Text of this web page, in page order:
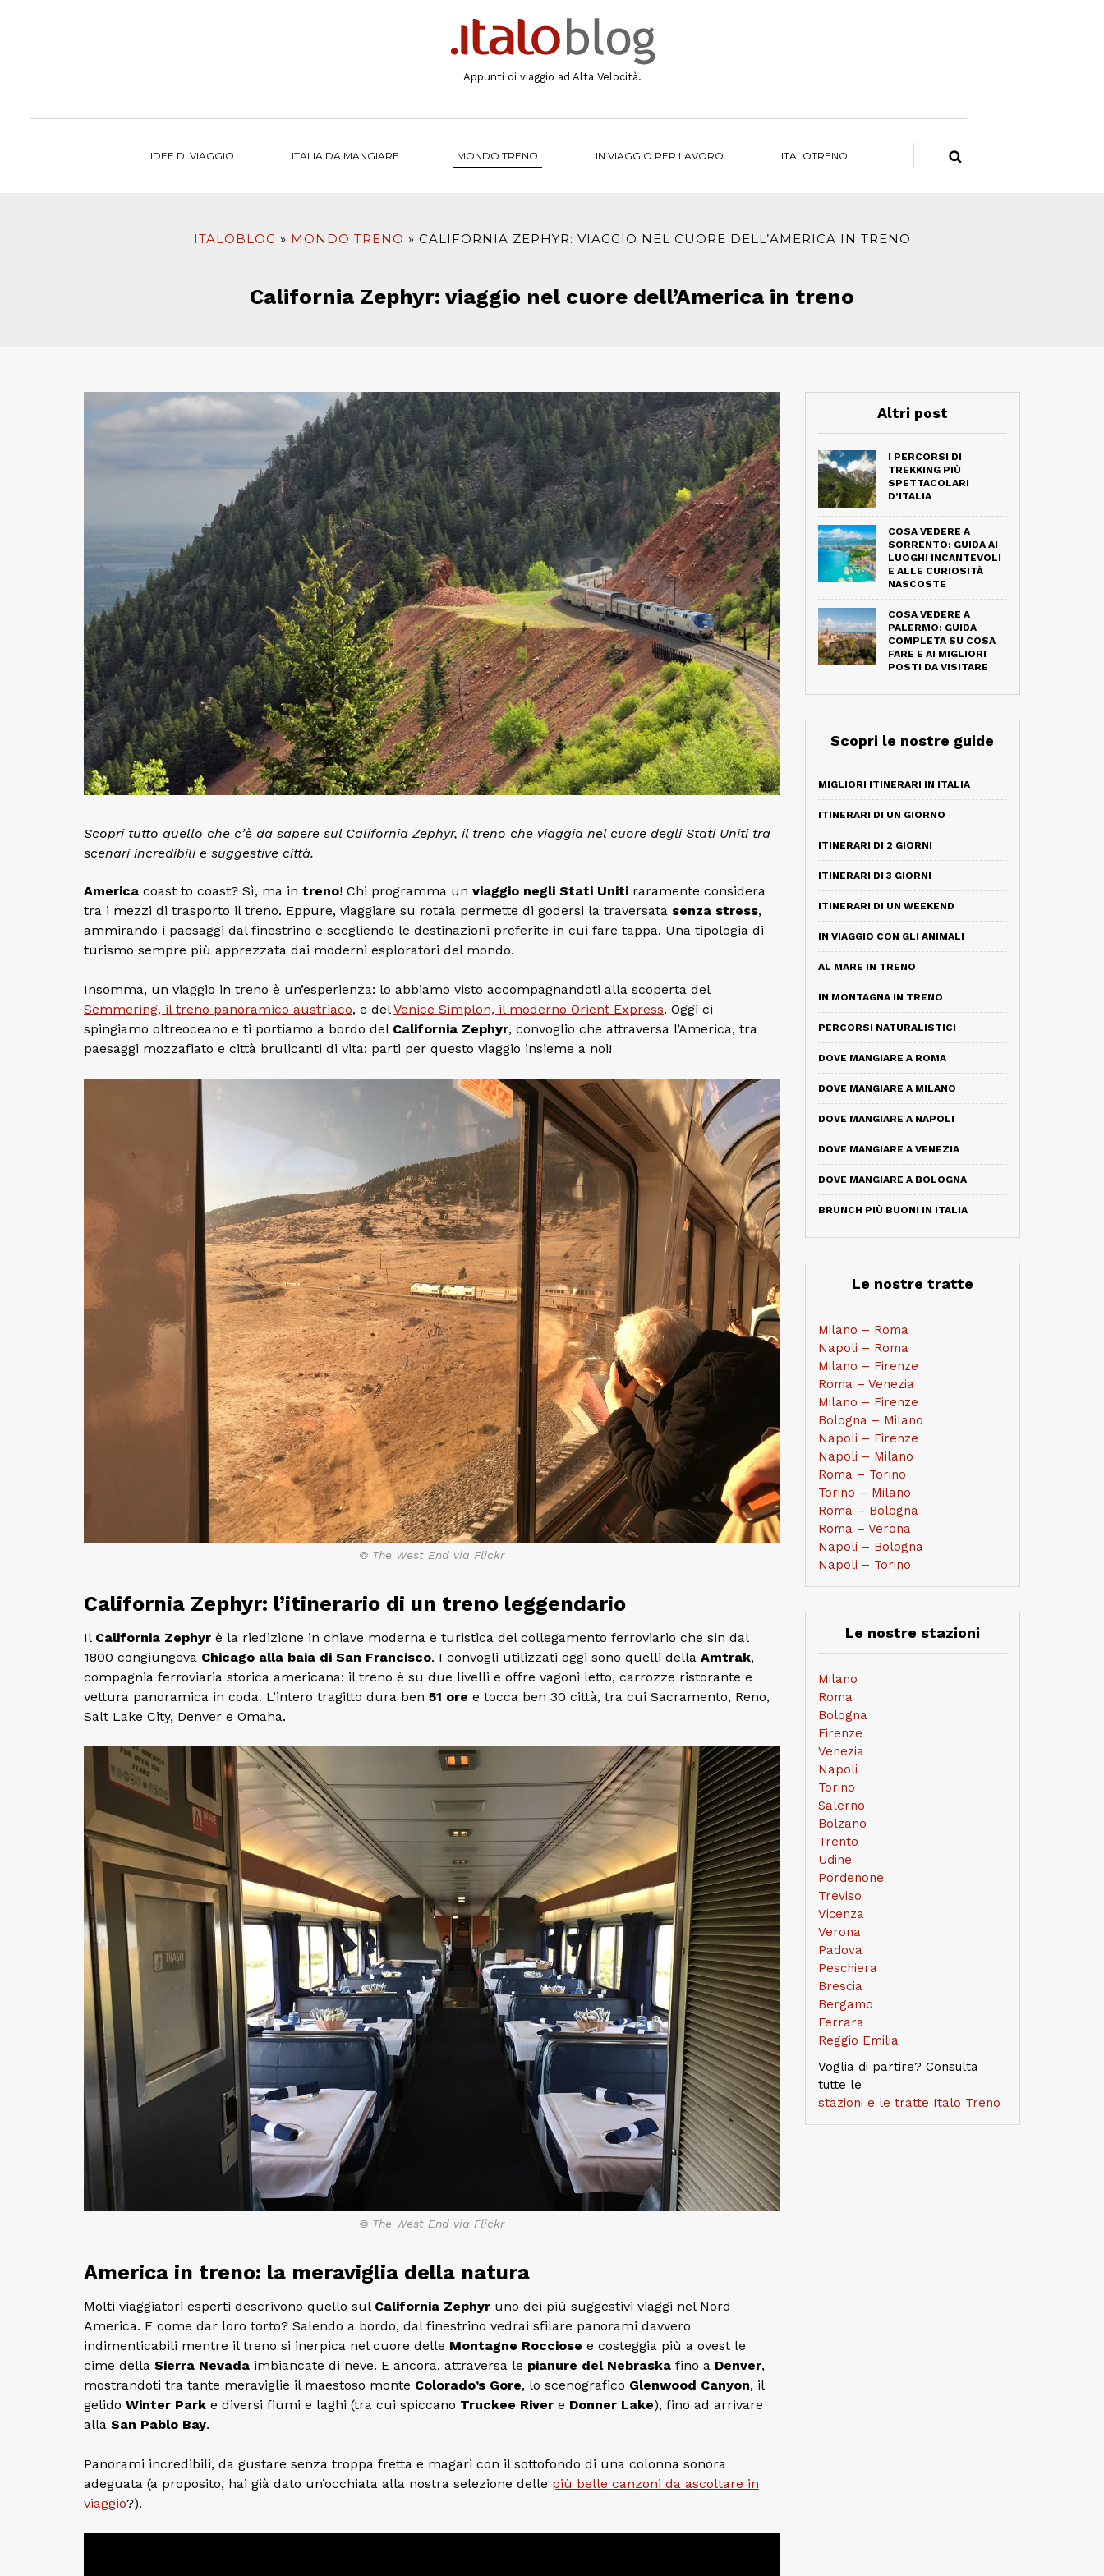
Appunti di viaggio ad Alta Velocità.
IDEE DI VIAGGIO ITALIA DA MANGIARE MONDO TRENO IN VIAGGIO PER LAVORO ITALOTRENO
ITALOBLOG MONDO TRENO CALIFORNIA ZEPHYR: VIAGGIO NEL CUORE DELL’AMERICA IN TRENO
California Zephyr: viaggio nel cuore dell’America in treno
Scopri tutto quello che c’è da sapere sul California Zephyr, il treno che viaggia nel cuore degli Stati Uniti tra
scenari incredibili e suggestive città.
America coast to coast? Sì, ma in treno! Chi programma un viaggio negli Stati Uniti raramente considera
tra i mezzi di trasporto il treno. Eppure, viaggiare su rotaia permette di godersi la traversata senza stress,
ammirando i paesaggi dal finestrino e scegliendo le destinazioni preferite in cui fare tappa. Una tipologia di
turismo sempre più apprezzata dai moderni esploratori del mondo.
Insomma, un viaggio in treno è un’esperienza: lo abbiamo visto accompagnandoti alla scoperta del
Semmering, il treno panoramico austriaco, e delVenice Simplon, il moderno Orient Express. Oggi ci
spingiamo oltreoceano e ti portiamo a bordo del California Zephyr, convoglio che attraversa l’America, tra
paesaggi mozzafiato e città brulicanti di vita: parti per questo viaggio insieme a noi!
© The West End via Flickr
California Zephyr: l’itinerario di un treno leggendario
Il California Zephyr è la riedizione in chiave moderna e turistica del collegamento ferroviario che sin dal
1800 congiungeva Chicago alla baia di San Francisco. I convogli utilizzati oggi sono quelli della Amtrak,
compagnia ferroviaria storica americana: il treno è su due livelli e offre vagoni letto, carrozze ristorante e
vettura panoramica in coda. L’intero tragitto dura ben 51 ore e tocca ben 30 città, tra cui Sacramento, Reno,
Salt Lake City, Denver e Omaha.
© The West End via Flickr
America in treno: la meraviglia della natura
Molti viaggiatori esperti descrivono quello sul California Zephyr uno dei più suggestivi viaggi nel Nord
America. E come dar loro torto? Salendo a bordo, dal finestrino vedrai sfilare panorami davvero
indimenticabili mentre il treno si inerpica nel cuore delle Montagne Rocciose e costeggia più a ovest le
cime della Sierra Nevada imbiancate di neve. E ancora, attraversa le pianure del Nebraska fino a Denver,
mostrandoti tra tante meraviglie il maestoso monte Colorado’s Gore, lo scenografico Glenwood Canyon, il
gelido Winter Park e diversi fiumi e laghi (tra cui spiccano Truckee River e Donner Lake), fino ad arrivare
alla San Pablo Bay.
Panorami incredibili, da gustare senza troppa fretta e magari con il sottofondo di una colonna sonora
adeguata (a proposito, hai già dato un’occhiata alla nostra selezione delle più belle canzoni da ascoltare in
viaggio?).
Altri post
I PERCORSI DI
TREKKING PIÙ
SPETTACOLARI
D’ITALIA
COSA VEDERE A
SORRENTO: GUIDA AI
LUOGHI INCANTEVOLI
E ALLE CURIOSITÀ
NASCOSTE
COSA VEDERE A
PALERMO: GUIDA
COMPLETA SU COSA
FARE E AI MIGLIORI
POSTI DA VISITARE
Scopri le nostre guide
MIGLIORI ITINERARI IN ITALIA
ITINERARI DI UN GIORNO
ITINERARI DI 2 GIORNI
ITINERARI DI 3 GIORNI
ITINERARI DI UN WEEKEND
IN VIAGGIO CON GLI ANIMALI
AL MARE IN TRENO
IN MONTAGNA IN TRENO
PERCORSI NATURALISTICI
DOVE MANGIARE A ROMA
DOVE MANGIARE A MILANO
DOVE MANGIARE A NAPOLI
DOVE MANGIARE A VENEZIA
DOVE MANGIARE A BOLOGNA
BRUNCH PIÙ BUONI IN ITALIA
Le nostre tratte
Milano – Roma
Napoli – Roma
Milano – Firenze
Roma – Venezia
Milano – Firenze
Bologna – Milano
Napoli – Firenze
Napoli – Milano
Roma – Torino
Torino – Milano
Roma – Bologna
Roma – Verona
Napoli – Bologna
Napoli – Torino
Le nostre stazioni
Milano
Roma
Bologna
Firenze
Venezia
Napoli
Torino
Salerno
Bolzano
Trento
Udine
Pordenone
Treviso
Vicenza
Verona
Padova
Peschiera
Brescia
Bergamo
Ferrara
Reggio Emilia
Voglia di partire? Consulta
tutte le
stazioni e le tratte Italo Treno